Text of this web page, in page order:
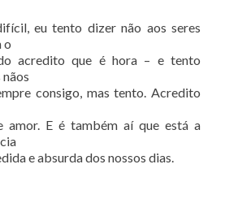
eu tento dizer não aos seres
o
acredito que é hora – e tento
consigo, mas tento. Acredito
amor. E é também aí que está a
e absurda dos nossos dias.